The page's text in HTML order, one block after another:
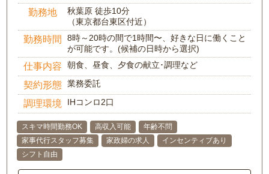
勤務地
秋葉原 徒歩10分
（東京都台東区付近）
勤務時間
8時～20時の間で1時間〜、好きな日に働くこと
が可能です。(候補の日時から選択)
仕事内容 朝食、昼食、夕食の献立･調理など
契約形態 業務委託
調理環境 IHコンロ2口
スキマ時間勤務OK 高収入可能
年齢不問
家事代行スタッフ募集
家政婦の求人
インセンティブあり
シフト自由